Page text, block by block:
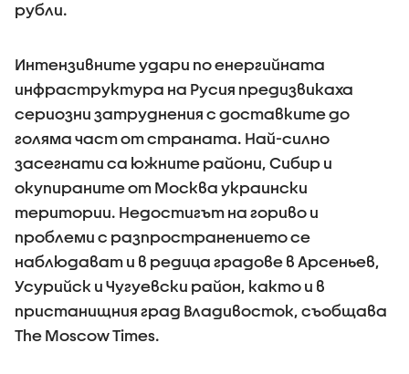
рубли.
Интензивните удари по енергийната
инфраструктура на Русия предизвикаха
сериозни затруднения с доставките до
голяма част от страната. Най-силно
засегнати са южните райони, Сибир и
окупираните от Москва украински
територии. Недостигът на гориво и
проблеми с разпространението се
наблюдават и в редица градове в Арсеньев,
Усурийск и Чугуевски район, както и в
пристанищния град Владивосток, съобщава
The Moscow Times.